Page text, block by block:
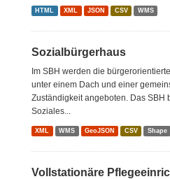
HTML XML JSON CSV WMS
Sozialbürgerhaus
Im SBH werden die
unter einem Dach und einer
Zuständigkeit angeboten. Das SBH
Soziales...
XML WMS GeoJSON CSV Shape
Vollstationäre